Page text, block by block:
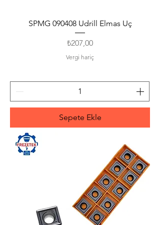
SPMG 090408 Udrill Elmas Uç
Fiyat
₺207,00
Vergi hariç
Sepete Ekle